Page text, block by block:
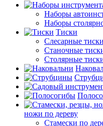
Наборы
Наборы
Тиски
Слесарные тиски
Станочные
Столярные
ножи по дереву
Стамески по